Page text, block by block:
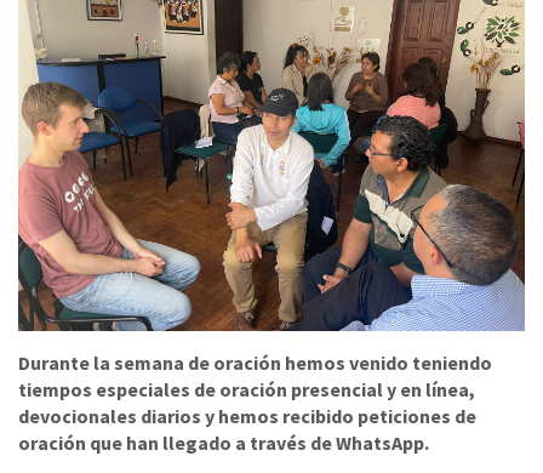
Durante la semana de oración hemos venido teniendo
tiempos especiales de oración presencial y en línea,
devocionales diarios y hemos recibido peticiones de
oración que han llegado a través de WhatsApp.